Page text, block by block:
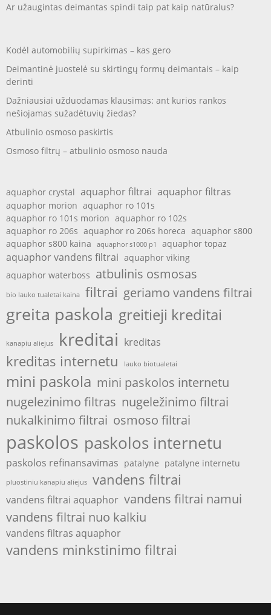
Ar užaugintas deimantas spindi taip pat kaip natūralus?
Kodėl automobilių supirkimas – kas gero
Deimantinė juostelė su skirtingų formų deimantais – kaip
derinti
Dažniausiai užduodamas klausimas: ant kurios rankos
nešiojamas sužadėtuvių žiedas?
Atbulinio osmoso paskirtis
Osmoso filtrų – atbulinio osmoso nauda
aquaphor crystal aquaphor filtrai aquaphor filtras
aquaphor morion aquaphor ro 101s
aquaphor ro 101s morion aquaphor ro 102s
aquaphor ro 206s aquaphor ro 206s horeca aquaphor s800
aquaphor s800 kaina
aquaphor s1000 p1 aquaphor topaz
aquaphor vandens filtrai aquaphor viking
aquaphor waterboss atbulinis osmosas
bio lauko tualetai kaina filtrai geriamo vandens filtrai
greita paskola greitieji kreditai
kanapiu aliejus kreditai kreditas
kreditas internetu lauko biotualetai
mini paskola mini paskolos internetu
nugelezinimo filtras nugeležinimo filtrai
nukalkinimo filtrai osmoso filtrai
paskolos paskolos internetu
paskolos refinansavimas patalyne patalyne internetu
pluostiniu kanapiu aliejus vandens filtrai
vandens filtrai aquaphor vandens filtrai namui
vandens filtrai nuo kalkiu
vandens filtras aquaphor
vandens minkstinimo filtrai